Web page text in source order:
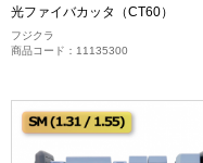
光ファイバカッタ（CT60）
フジクラ
商品コード：11135300